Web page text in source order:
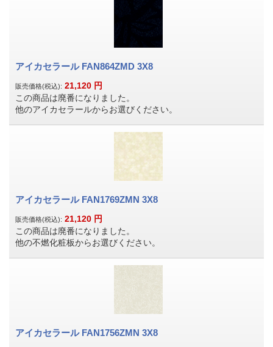
アイカセラール FAN864ZMD 3X8
販売価格(税込): 21,120 円
この商品は廃番になりました。
他のアイカセラールからお選びください。
アイカセラール FAN1769ZMN 3X8
販売価格(税込): 21,120 円
この商品は廃番になりました。
他の不燃化粧板からお選びください。
アイカセラール FAN1756ZMN 3X8